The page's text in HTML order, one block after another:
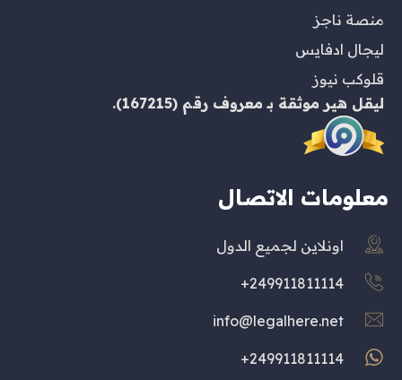
منصة ناجز
ليجال ادفايس
قلوكب نيوز
ليقل هير موثقة بـ معروف رقم (167215).
معلومات الاتصال
اونلاين لجميع الدول
249911811114+
info@legalhere.net
249911811114+